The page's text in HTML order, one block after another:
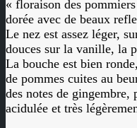
« floraison des
dorée avec de beaux
Le nez est assez léger,
douces sur la vanille, la
La bouche est bien
de pommes cuites au
des notes de gingembre,
acidulée et très